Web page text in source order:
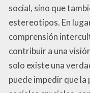
social, sino que
estereotipos. En
comprensión
contribuir a una
solo existe una
puede impedir que